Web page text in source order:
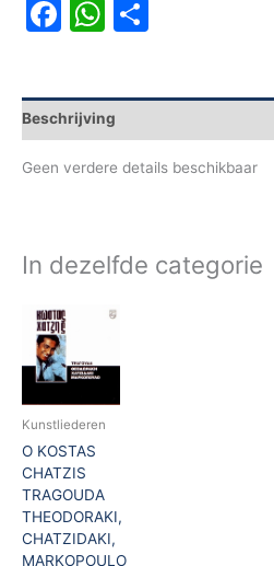
Facebook
WhatsApp
Beschrijving
Geen verdere details beschikbaar
In dezelfde categorie
Kunstliederen
O KOSTAS
CHATZIS
TRAGOUDA
THEODORAKI,
CHATZIDAKI,
MARKOPOULO